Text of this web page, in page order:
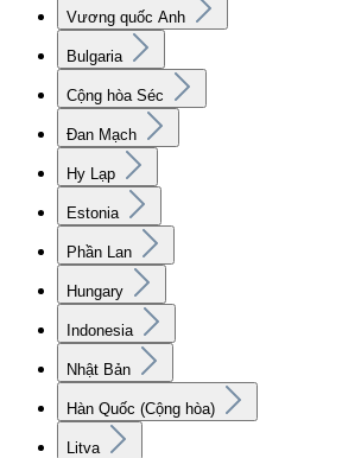
Vương quốc Anh
Bulgaria
Cộng hòa Séc
Đan Mạch
Hy Lạp
Estonia
Phần Lan
Hungary
Indonesia
Nhật Bản
Hàn Quốc (Cộng hòa)
Litva